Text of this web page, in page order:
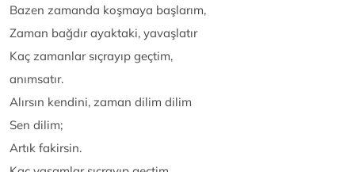
Bazen zamanda koşmaya başlarım,
Zaman bağdır ayaktaki, yavaşlatır
Kaç zamanlar sıçrayıp geçtim,
anımsatır.
Alırsın kendini, zaman dilim dilim
Sen dilim;
Artık fakirsin.